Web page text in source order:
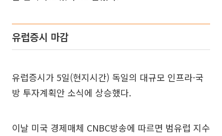
유럽증시 마감
유럽증시가 5일(현지시간) 독일의 대규모 인프라·국
방 투자계획안 소식에 상승했다.
이날 미국 경제매체 CNBC방송에 따르면 범유럽 지수